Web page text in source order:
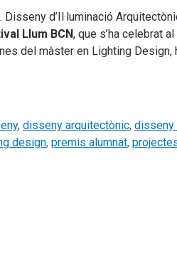
d’Il·luminació
Llum BCN, que s’ha celebrat
del màster en Lighting
, disseny arquitectònic, disseny
design, premis alumnat,